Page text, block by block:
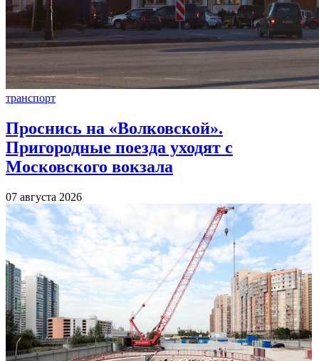
транспорт
Проснись на «Волковской».
Пригородные поезда уходят с
Московского вокзала
07 августа 2026